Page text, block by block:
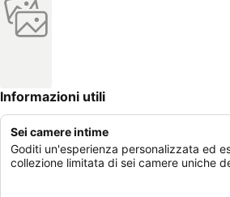
Informazioni utili
Sei camere intime
Goditi un'esperienza personalizzata ed
collezione limitata di sei camere uniche